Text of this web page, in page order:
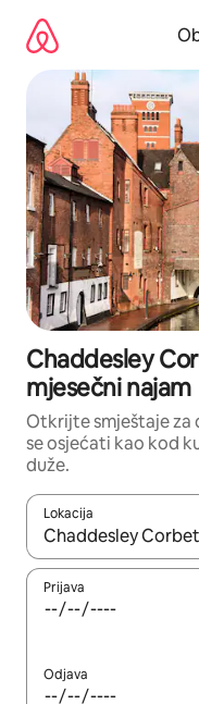
sadržaj
Chaddesley
mjesečni najam
Otkrijte smještaje za
se osjećati kao kod
duže.
Lokacija
Kad su rezultati
Prijava
Odjava